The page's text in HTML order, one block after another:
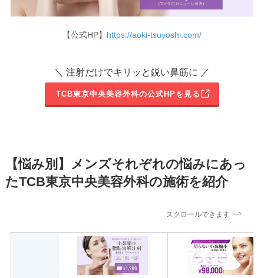
【公式HP】 https://aoki-tsuyoshi.com/
＼ 注射だけでキリッと鋭い鼻筋に ／
TCB東京中央美容外科の公式HPを見る
【悩み別】メンズそれぞれの悩みにあっ
たTCB東京中央美容外科の施術を紹介
スクロールできます